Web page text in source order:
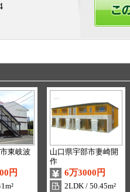
東岐波
円
山口県宇部市妻崎開
作
6万3000円
2LDK / 50.45m²